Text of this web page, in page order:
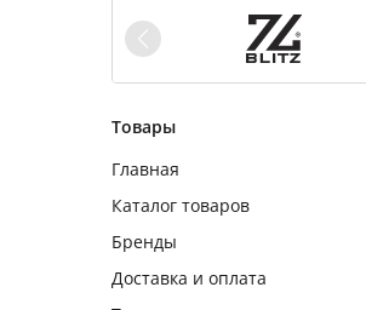
Товары
Главная
Каталог товаров
Бренды
Доставка и оплата